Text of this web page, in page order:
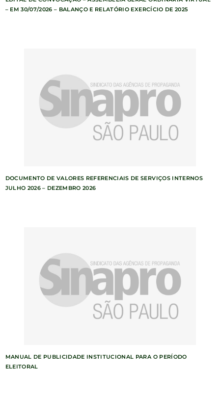
– EM 30/07/2026 – BALANÇO E RELATÓRIO EXERCÍCIO DE 2025
DOCUMENTO DE VALORES REFERENCIAIS DE SERVIÇOS INTERNOS
JULHO 2026 – DEZEMBRO 2026
MANUAL DE PUBLICIDADE INSTITUCIONAL PARA O PERÍODO
ELEITORAL